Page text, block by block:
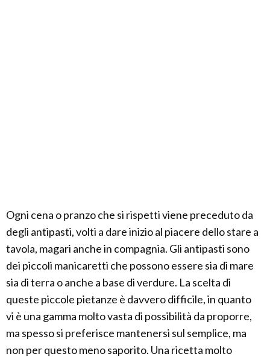
Ogni cena o pranzo che si rispetti viene preceduto da
degli antipasti, volti a dare inizio al piacere dello stare a
tavola, magari anche in compagnia. Gli antipasti sono
dei piccoli manicaretti che possono essere sia di mare
sia di terra o anche a base di verdure. La scelta di
queste piccole pietanze è davvero difficile, in quanto
vi è una gamma molto vasta di possibilità da proporre,
ma spesso si preferisce mantenersi sul semplice, ma
non per questo meno saporito. Una ricetta molto